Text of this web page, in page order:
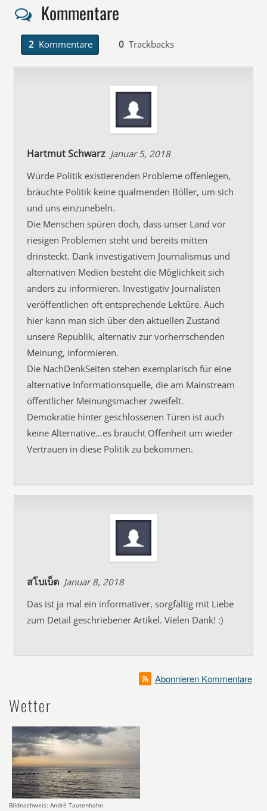
Kommentare
2 Kommentare 0 Trackbacks
Hartmut Schwarz Januar 5, 2018
Würde Politik existierenden Probleme offenlegen,
bräuchte Politik keine qualmenden Böller, um sich
und uns einzunebeln.
Die Menschen spüren doch, dass unser Land vor
riesigen Problemen steht und bereits mitten
drinsteckt. Dank investigativem Journalismus und
alternativen Medien besteht die Möglichkeit sich
anders zu informieren. Investigativ Journalisten
veröffentlichen oft entsprechende Lektüre. Auch
hier kann man sich über den aktuellen Zustand
unsere Republik, alternativ zur vorherrschenden
Meinung, informieren.
Die NachDenkSeiten stehen exemplarisch für eine
alternative Informationsquelle, die am Mainstream
öffentlicher Meinungsmacher zweifelt.
Demokratie hinter geschlossenen Türen ist auch
keine Alternative…es braucht Offenheit um wieder
Vertrauen in diese Politik zu bekommen.
สโบเบ็ต Januar 8, 2018
Das ist ja mal ein informativer, sorgfältig mit Liebe
zum Detail geschriebener Artikel. Vielen Dank! :)
Abonnieren Kommentare
Wetter
Bildnachweis: André Tautenhahn